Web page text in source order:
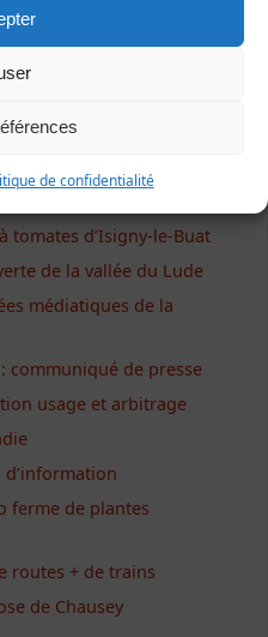
de confidentialité
tomates d’Isigny-le-Buat
de la vallée du Lude
médiatiques de la
communiqué de presse
usage et arbitrage
ferme de plantes
routes + de trains
de Chausey